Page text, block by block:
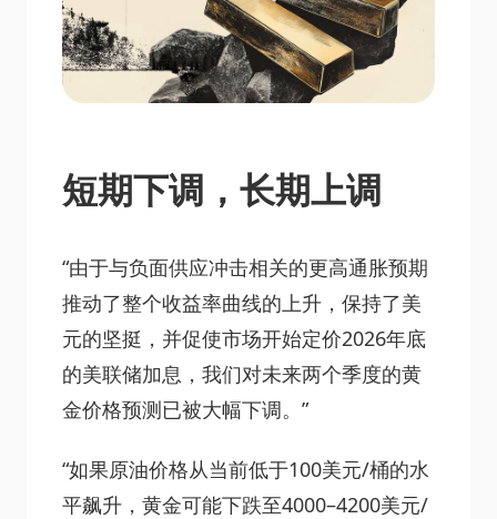
短期下调，长期上调
“由于与负面供应冲击相关的更高通胀预期
推动了整个收益率曲线的上升，保持了美
元的坚挺，并促使市场开始定价2026年底
的美联储加息，我们对未来两个季度的黄
金价格预测已被大幅下调。”
“如果原油价格从当前低于100美元/桶的水
平飙升，黄金可能下跌至4000–4200美元/